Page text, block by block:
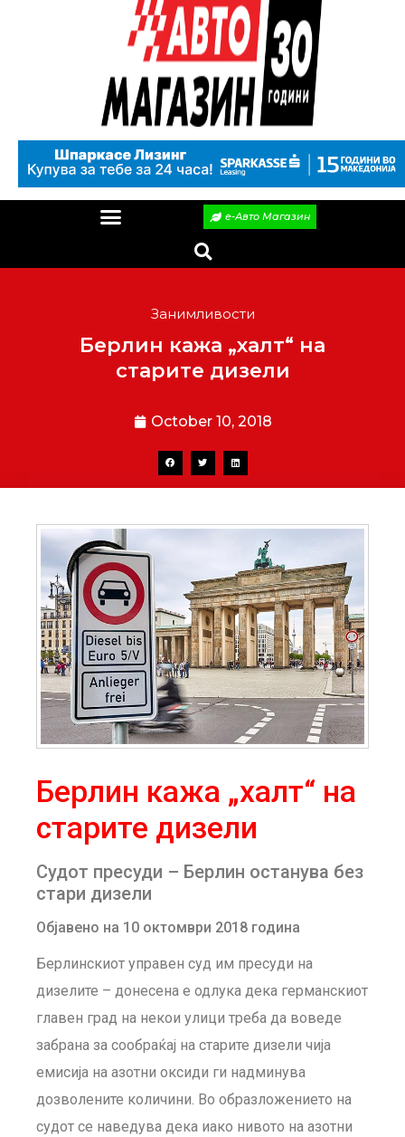
е-Авто Магазин
Занимливости
Берлин кажа „халт“ на
старите дизели
October 10, 2018
Берлин кажа „халт“ на
старите дизели
Судот пресуди – Берлин останува без
стари дизели
Објавено на 10 октомври 2018 година
Берлинскиот управен суд им пресуди на
дизелите – донесена е одлука дека германскиот
главен град на некои улици треба да воведе
забрана за сообраќај на старите дизели чија
емисија на азотни оксиди ги надминува
дозволените количини. Во образложението на
судот се наведува дека иако нивото на азотни